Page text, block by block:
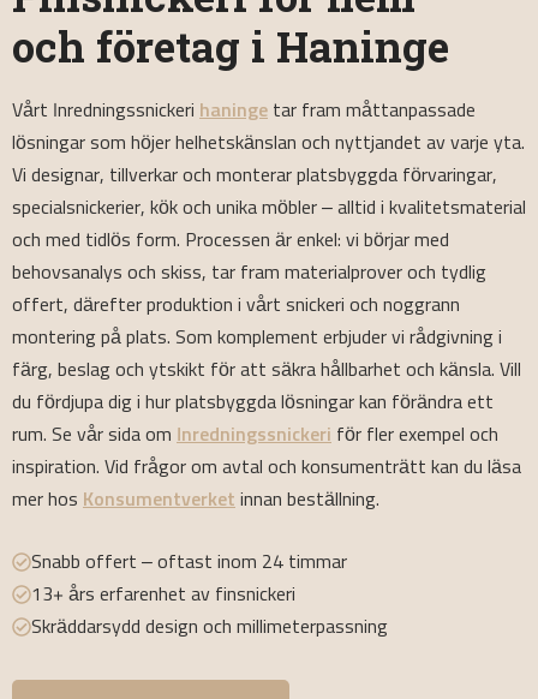
och företag i Haninge
Vårt Inredningssnickeri haninge tar fram måttanpassade
lösningar som höjer helhetskänslan och nyttjandet av varje yta.
Vi designar, tillverkar och monterar platsbyggda förvaringar,
specialsnickerier, kök och unika möbler – alltid i kvalitetsmaterial
och med tidlös form. Processen är enkel: vi börjar med
behovsanalys och skiss, tar fram materialprover och tydlig
offert, därefter produktion i vårt snickeri och noggrann
montering på plats. Som komplement erbjuder vi rådgivning i
färg, beslag och ytskikt för att säkra hållbarhet och känsla. Vill
du fördjupa dig i hur platsbyggda lösningar kan förändra ett
rum. Se vår sida om
Inredningssnickeri för fler exempel och
inspiration. Vid frågor om avtal och konsumenträtt kan du läsa
mer hos Konsumentverket innan beställning.
Snabb offert – oftast inom 24 timmar
13+ års erfarenhet av finsnickeri
Skräddarsydd design och millimeterpassning